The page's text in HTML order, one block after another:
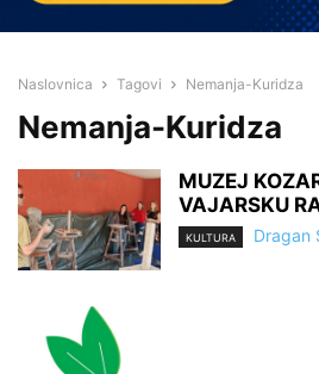
Naslovnica Tagovi Nemanja-Kuridza
Nemanja-Kuridza
MUZEJ
VAJARSKU
KULTURA Dragan